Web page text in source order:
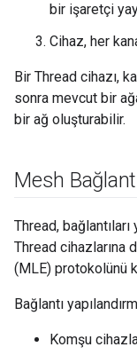
bir işaretçi
Cihaz, her
Bir Thread cihazı,
sonra mevcut bir
bir ağ oluşturabilir.
Mesh
Thread,
Thread cihazlarına
(MLE) protokolünü
Bağlantı
Komşu